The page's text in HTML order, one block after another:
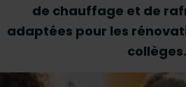
de chauffage et de
adaptées pour les
collèges.